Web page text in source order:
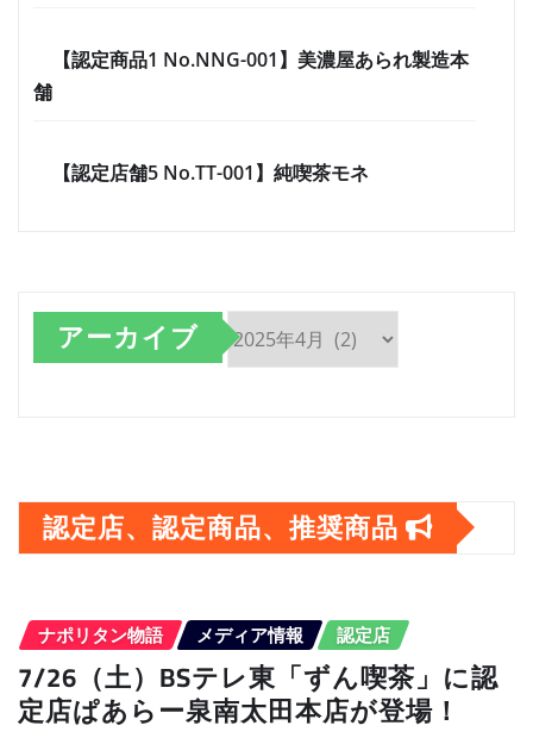
【認定商品1 No.NNG-001】美濃屋あられ製造本
舗
【認定店舗5 No.TT-001】純喫茶モネ
アーカイブ
イ
ブ
認定店、認定商品、推奨商品
ナポリタン物語 メディア情報 認定店
7/26（土）BSテレ東「ずん喫茶」に認
定店ぱあらー泉南太田本店が登場！